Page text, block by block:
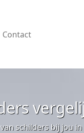
Contact
schilders bij jou